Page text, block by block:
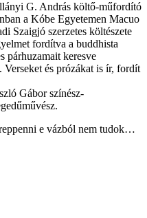
G. András költő-műfordító
a Kóbe Egyetemen Macuo
Szaigjó szerzetes költészete
fordítva a buddhista
párhuzamait keresve
Verseket és prózákat is ír, fordít
Gábor színész-
e vázból nem tudok…